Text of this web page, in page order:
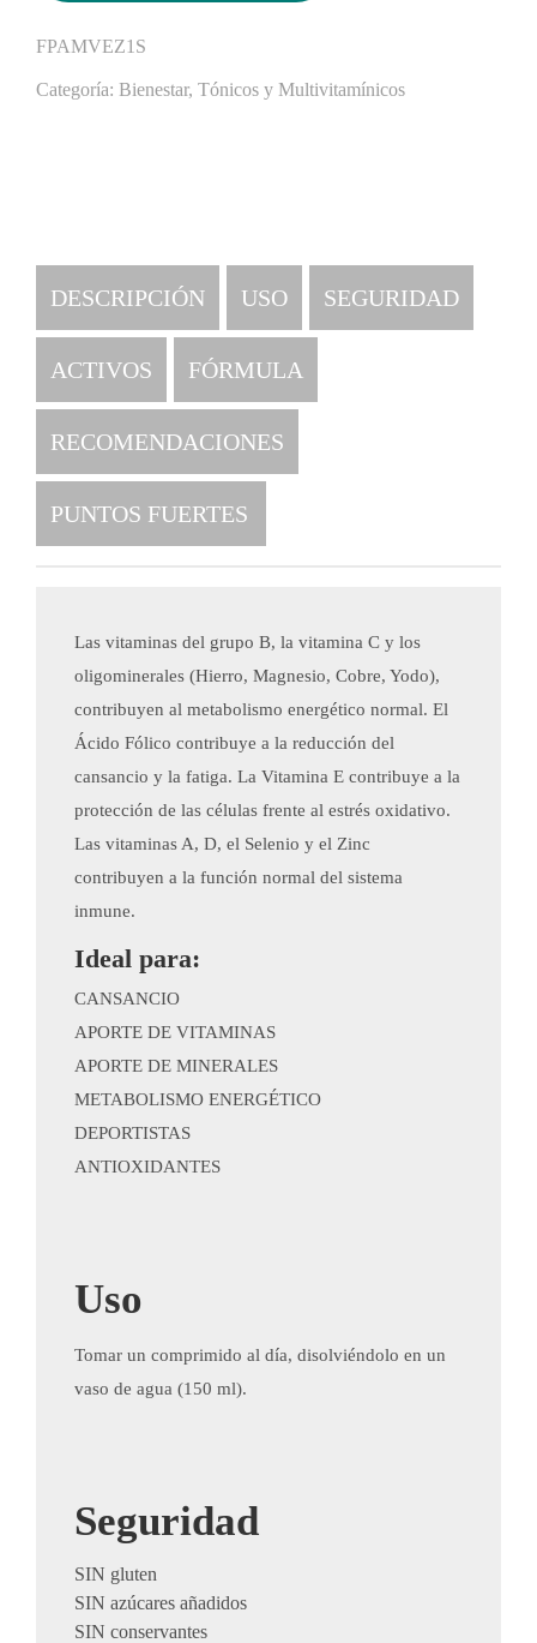
FPAMVEZ1S
Categoría: Bienestar, Tónicos y Multivitamínicos
DESCRIPCIÓN USO SEGURIDAD
ACTIVOS FÓRMULA
RECOMENDACIONES
PUNTOS FUERTES
Las vitaminas del grupo B, la vitamina C y los
oligominerales (Hierro, Magnesio, Cobre, Yodo),
contribuyen al metabolismo energético normal. El
Ácido Fólico contribuye a la reducción del
cansancio y la fatiga. La Vitamina E contribuye a la
protección de las células frente al estrés oxidativo.
Las vitaminas A, D, el Selenio y el Zinc
contribuyen a la función normal del sistema
inmune.
Ideal para:
​CANSANCIO
APORTE DE VITAMINAS
APORTE DE MINERALES
METABOLISMO ENERGÉTICO
DEPORTISTAS
ANTIOXIDANTES
Uso
​Tomar un comprimido al día, disolviéndolo en un
vaso de agua (150 ml).
Seguridad
​SIN gluten
SIN azúcares añadidos
SIN conservantes